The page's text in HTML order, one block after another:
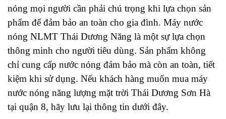
nóng mọi người cần phải chú trọng khi lựa chọn sản
phẩm để đảm bảo an toàn cho gia đình. Máy nước
nóng NLMT Thái Dương Năng là một sự lựa chọn
thông minh cho người tiêu dùng. Sản phẩm không
chỉ cung cấp nước nóng đảm bảo mà còn an toàn, tiết
kiệm khi sử dụng. Nếu khách hàng muốn mua máy
nước nóng năng lượng mặt trời Thái Dương Sơn Hà
tại quận 8, hãy lưu lại thông tin dưới đây.